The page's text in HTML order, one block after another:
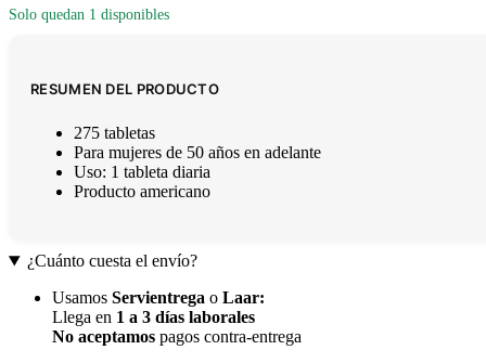
Solo quedan 1 disponibles
RESUMEN DEL PRODUCTO
275 tabletas
Para mujeres de 50 años en adelante
Uso: 1 tableta diaria
Producto americano
¿Cuánto cuesta el envío?
Usamos Servientrega o Laar:
Llega en 1 a 3 días laborales
No aceptamos pagos contra-entrega